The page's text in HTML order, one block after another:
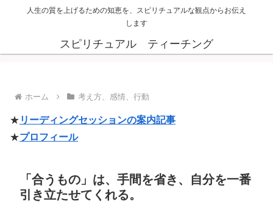
人生の質を上げるための知恵を、スピリチュアルな観点からお伝え
します
スピリチュアル ティーチング
ホーム 考え方、感情、行動
★ リーディングセッションの案内記事
★プロフィール
「合うもの」は、手間を省き、自分を一番
引き立たせてくれる。